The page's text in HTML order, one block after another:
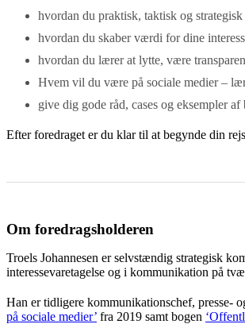
hvordan du praktisk, taktisk og
hvordan du skaber værdi for dine
hvordan du lærer at lytte, være
Hvem vil du være på sociale medier –
give dig gode råd, cases og eksempler
Efter foredraget er du klar til at begynde din
Om foredragsholderen
Troels Johannesen er selvstændig strategisk
interessevaretagelse og i kommunikation på
Han er tidligere kommunikationschef, presse-
på sociale medier’ fra 2019 samt bogen